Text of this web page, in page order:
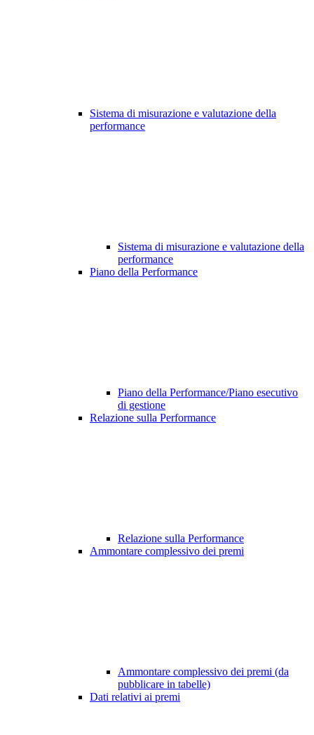
Sistema di misurazione e valutazione della
performance
Sistema di misurazione e valutazione della
performance
Piano della Performance
Piano della Performance/Piano esecutivo
di gestione
Relazione sulla Performance
Relazione sulla Performance
Ammontare complessivo dei premi
Ammontare complessivo dei premi (da
pubblicare in tabelle)
Dati relativi ai premi